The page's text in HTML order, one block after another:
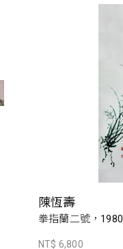
陳恆壽
拳指蘭二號，1980
NT$ 6,800